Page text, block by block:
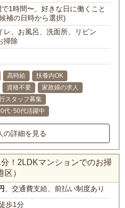
1時間〜、好きな日に働くこと
補の日時から選択)
レ、お風呂、洗面所、リビン
掃除
高時給
扶養内OK
資格不要
家政婦の求人
スタッフ募集
代･50代活躍中
の詳細を見る
！2LDKマンションでのお掃
）
、交通費支給、前払い制度あり
歩1分